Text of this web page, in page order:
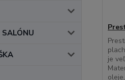
SALÓNU
je